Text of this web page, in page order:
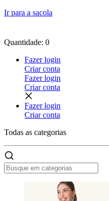
Ir para a sacola
Quantidade: 0
Fazer login
Criar conta
Fazer login
Criar conta
Fazer login
Criar conta
Todas as categorias